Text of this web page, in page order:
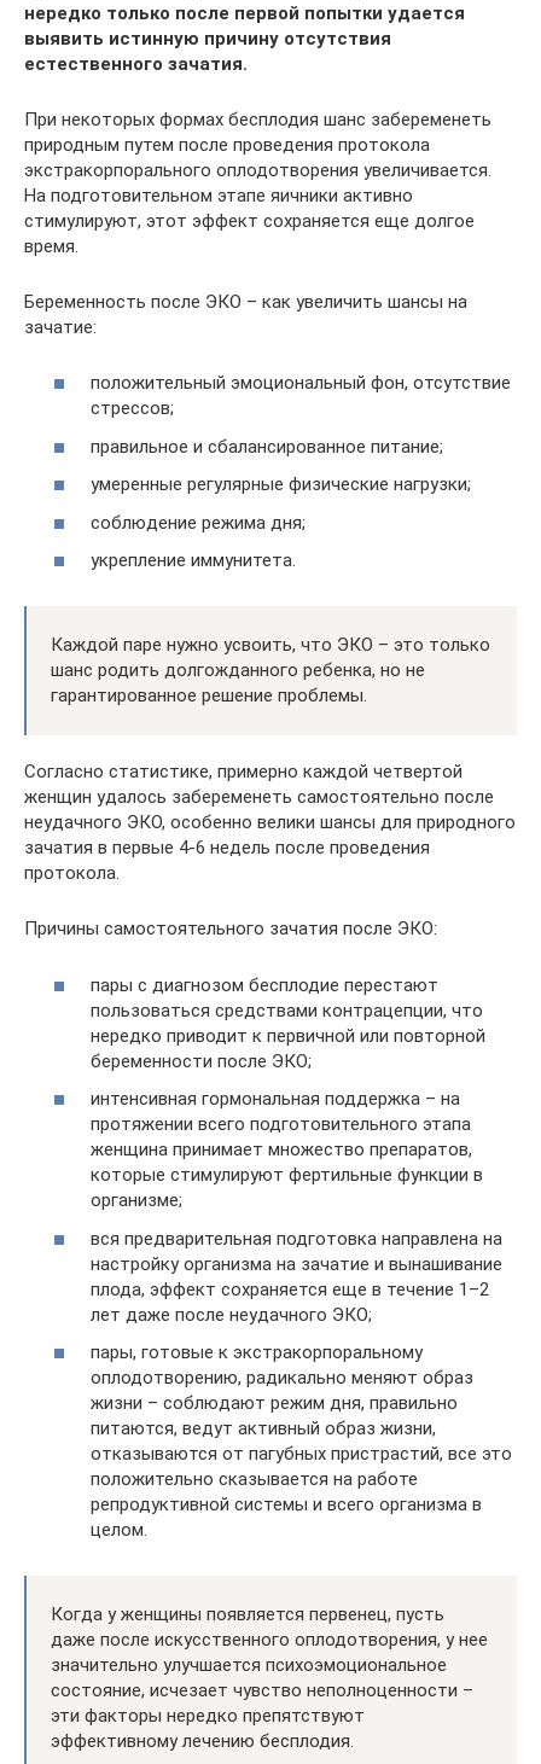
нередко только после первой попытки удается
выявить истинную причину отсутствия
естественного зачатия.
При некоторых формах бесплодия шанс забеременеть
природным путем после проведения протокола
экстракорпорального оплодотворения увеличивается.
На подготовительном этапе яичники активно
стимулируют, этот эффект сохраняется еще долгое
время.
Беременность после ЭКО – как увеличить шансы на
зачатие:
положительный эмоциональный фон, отсутствие
стрессов;
правильное и сбалансированное питание;
умеренные регулярные физические нагрузки;
соблюдение режима дня;
укрепление иммунитета.
Каждой паре нужно усвоить, что ЭКО – это только
шанс родить долгожданного ребенка, но не
гарантированное решение проблемы.
Согласно статистике, примерно каждой четвертой
женщин удалось забеременеть самостоятельно после
неудачного ЭКО, особенно велики шансы для природного
зачатия в первые 4-6 недель после проведения
протокола.
Причины самостоятельного зачатия после ЭКО:
пары с диагнозом бесплодие перестают
пользоваться средствами контрацепции, что
нередко приводит к первичной или повторной
беременности после ЭКО;
интенсивная гормональная поддержка – на
протяжении всего подготовительного этапа
женщина принимает множество препаратов,
которые стимулируют фертильные функции в
организме;
вся предварительная подготовка направлена на
настройку организма на зачатие и вынашивание
плода, эффект сохраняется еще в течение 1–2
лет даже после неудачного ЭКО;
пары, готовые к экстракорпоральному
оплодотворению, радикально меняют образ
жизни – соблюдают режим дня, правильно
питаются, ведут активный образ жизни,
отказываются от пагубных пристрастий, все это
положительно сказывается на работе
репродуктивной системы и всего организма в
целом.
Когда у женщины появляется первенец, пусть
даже после искусственного оплодотворения, у нее
значительно улучшается психоэмоциональное
состояние, исчезает чувство неполноценности –
эти факторы нередко препятствуют
эффективному лечению бесплодия.